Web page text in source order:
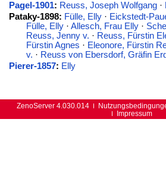
Pagel-1901: Reuss, Joseph Wolfgang·
Pataky-1898: Fülle, Elly· Eickstedt-
Fülle, Elly· Allesch, Frau Elly·
Reuss, Jenny v. · Reuss, Fürstin
Fürstin Agnes · Eleonore, Fürstin
v. · Reuss von Ebersdorf, Gräfin
Pierer-1857: Elly
ZenoServer 4.030.014
Impressum